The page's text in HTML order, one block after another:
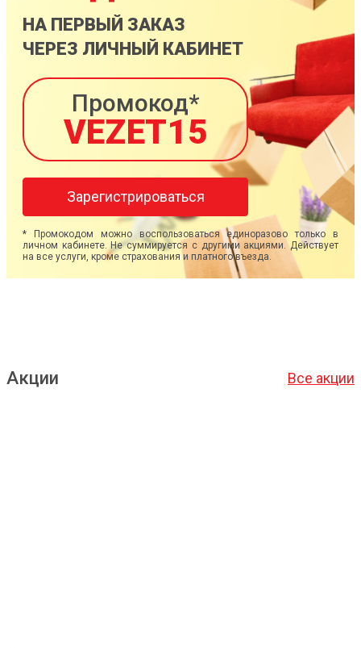
НА ПЕРВЫЙ ЗАКАЗ
ЧЕРЕЗ ЛИЧНЫЙ КАБИНЕТ
Промокод*
VEZET15
Зарегистрироваться
* Промокодом можно воспользоваться единоразово только в
личном кабинете. Не суммируется с другими акциями. Действует
на все услуги, кроме страхования и платного въезда.
Акции Все акции